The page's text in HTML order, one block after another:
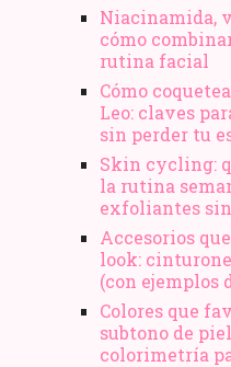
Niacinamida,
cómo
rutina facial
Cómo
Leo: claves
sin perder tu
Skin cycling:
la rutina
exfoliantes
Accesorios
look:
(con ejemplos
Colores que
subtono de
colorimetría